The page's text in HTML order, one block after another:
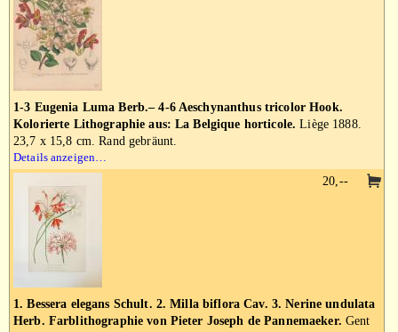
1-3 Eugenia Luma Berb.– 4-6 Aeschynanthus tricolor Hook.
Kolorierte Lithographie aus: La Belgique horticole. Liège 1888.
23,7 x 15,8 cm. Rand gebräunt.
Details anzeigen…
1. Bessera elegans Schult. 2. Milla biflora Cav. 3. Nerine undulata
Herb. Farblithographie von Pieter Joseph de Pannemaeker. Gent
20,--